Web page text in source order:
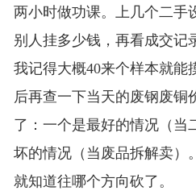
两小时做功课。上几个二手
别人挂多少钱，再看成交记
我记得大概40来个样本就能
后再查一下当天的废钢废铜
了：一个是最好的情况（当
坏的情况（当废品拆解卖）
就知道往哪个方向砍了。